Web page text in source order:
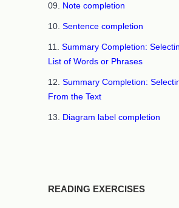
09. Note completion
10. Sentence completion
11. Summary Completion:
List of Words or Phrases
12. Summary Completion:
From the Text
13. Diagram label completion
READING EXERCISES